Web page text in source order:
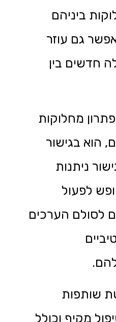
ביניהם
גם עוזר
חדשים בין
מחלוקות
הוא בגישור
ניתנות
לפעול
לסולם הערכים
שותפות
מקיף וכולל